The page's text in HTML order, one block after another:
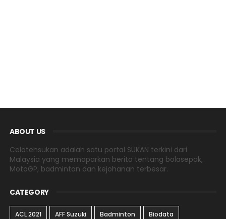
ABOUT US
Celotehsukan adalah satu portal SUKAN terkini dari
Malaysia yang memaparkan berita tentang bolasepak,
MotoGP, badminton dan kejohanan terbesar.
CATEGORY
ACL 2021 AFF Suzuki Badminton Biodata